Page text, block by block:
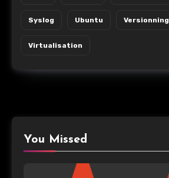
Syslog Ubuntu Versionning
Virtualisation
You Missed